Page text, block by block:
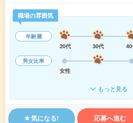
職場の雰囲気
年齢層
20代
30代
男女比率
女性
もっと見る
気になる! 応募へ進む